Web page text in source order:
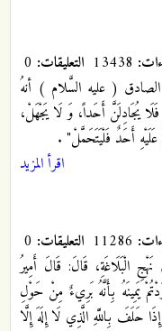
التعليقات:
( عليه السَّلام ) أنهُ
يُجَادِلَنَّ أَحَداً، وَ لَا يَجْهَلْ،
أَحَدٌ فَلْيَتَحَمَّلْ" .
اقرأ المزيد
التعليقات:
الْبَلَاغَةِ، قَالَ: قَالَ أَمِيرُ
يَمِينَهُ بِأَنَّهُ بَرِي‏ءٌ مِنْ حَوْلِ
حَلَفَ بِاللَّهِ الَّذِي لَا إِلَهَ إِلَّا